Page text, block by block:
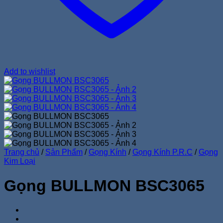
Add to wishlist
Trang chủ / Sản Phẩm / Gọng Kính / Gọng Kính P.R.C / Gọng
Kim Loại
Gọng BULLMON BSC3065